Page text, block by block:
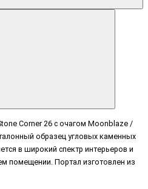
Corner 26 с очагом Moonblaze /
образец угловых каменных
в широкий спектр интерьеров и
помещении. Портал изготовлен из